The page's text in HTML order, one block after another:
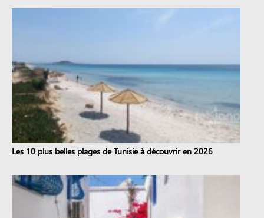
Les 10 plus belles plages de Tunisie à découvrir en 2026